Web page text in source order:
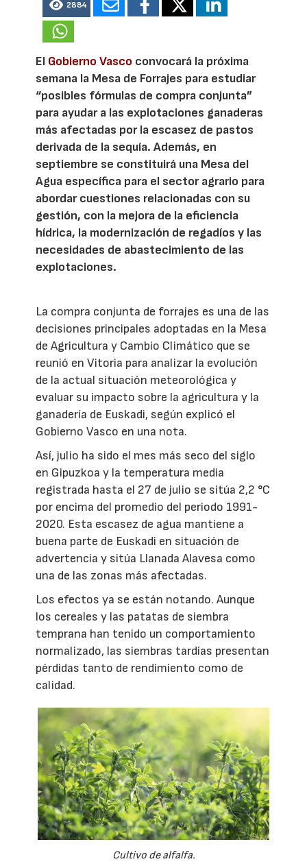
2884
El Gobierno Vasco convocará la próxima
semana la Mesa de Forrajes para estudiar
“posibles fórmulas de compra conjunta”
para ayudar a las explotaciones ganaderas
más afectadas por la escasez de pastos
derivada de la sequía. Además, en
septiembre se constituirá una Mesa del
Agua específica para el sector agrario para
abordar cuestiones relacionadas con su
gestión, con la mejora de la eficiencia
hídrica, la modernización de regadíos y las
necesidades de abastecimiento de las
explotaciones.
La compra conjunta de forrajes es una de las
decisiones principales adoptadas en la Mesa
de Agricultura y Cambio Climático que se
reunió en Vitoria para analizar la evolución
de la actual situación meteorológica y
evaluar su impacto sobre la agricultura y la
ganadería de Euskadi, según explicó el
Gobierno Vasco en una nota.
Así, julio ha sido el mes más seco del siglo
en Gipuzkoa y la temperatura media
registrada hasta el 27 de julio se sitúa 2,2 °C
por encima del promedio del periodo 1991-
2020. Esta escasez de agua mantiene a
buena parte de Euskadi en situación de
advertencia y sitúa Llanada Alavesa como
una de las zonas más afectadas.
Los efectos ya se están notando. Aunque
los cereales y las patatas de siembra
temprana han tenido un comportamiento
normalizado, las siembras tardías presentan
pérdidas tanto de rendimiento como de
calidad.
Cultivo de alfalfa.